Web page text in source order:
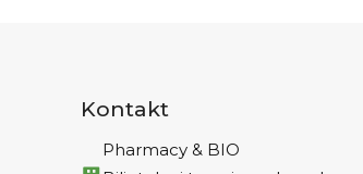
Kontakt
Pharmacy & BIO